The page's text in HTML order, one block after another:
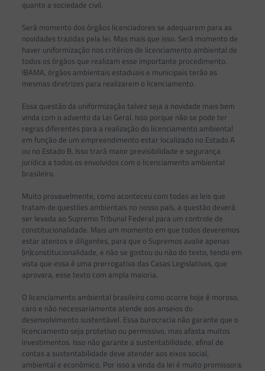
quanto a sociedade civil.
Será momento dos órgãos licenciadores se adequarem para as
novidades trazidas pela lei. Mas mais que isso. Será momento de
haver uniformização nos critérios de licenciamento ambiental de
todos os órgãos que realizam esse importante procedimento.
IBAMA, órgãos ambientais estaduais e municipais terão as
mesmas diretrizes para realizarem o licenciamento.
Essa questão da uniformização talvez seja a novidade mais bem
vinda com o advento da Lei Geral. Isso porque não se pode ter
regras diferentes para a realização do licenciamento ambiental
em função de um empreendimento estar localizado no Estado A
ou no Estado B. Isso trará maior previsibilidade e segurança
jurídica a todos os envolvidos com o licenciamento ambiental
brasileiro.
Muito provavelmente, como aconteceu com todas as leis que
tratam de questões ambientais no nosso país, a questão deverá
ser levada ao Supremo Tribunal Federal para um controle de
constitucionalidade. Mais um momento em que todos deveremos
estar atentos e diligentes, para que o Supremos avalie apenas
(in)constitucionalidade, e não se gostou ou não do texto, tendo em
vista que essa é uma prerrogativa das Casas Legislativas, que
aprovara, esse texto com ampla maioria.
O licenciamento ambiental brasileiro como ocorre hoje é moroso,
caro e não necessariamente atende aos anseios do
desenvolvimento sustentável. Essa burocracia não garante que o
licenciamento seja protetivo ou permissivo, mas afasta muitos
investimentos. Isso não garante a sustentabilidade, afinal de
contas a sustentabilidade deve atender aos eixos social,
ambiental e econômico. Por isso a vinda da lei é muito promissora.